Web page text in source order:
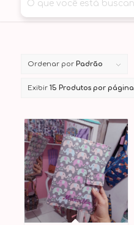
Ordenar por Padrão
Exibir 15 Produtos por página